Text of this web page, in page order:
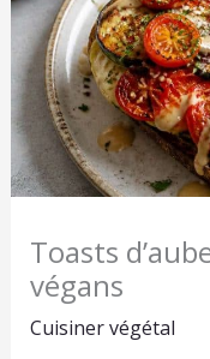
Toasts
végans
Cuisiner végétal